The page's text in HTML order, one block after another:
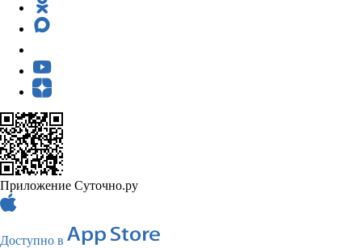
Приложение Суточно.ру
Доступно в